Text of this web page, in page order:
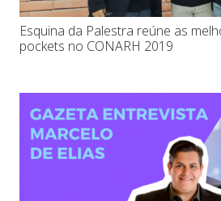
Esquina da Palestra reúne as
pockets no CONARH 2019